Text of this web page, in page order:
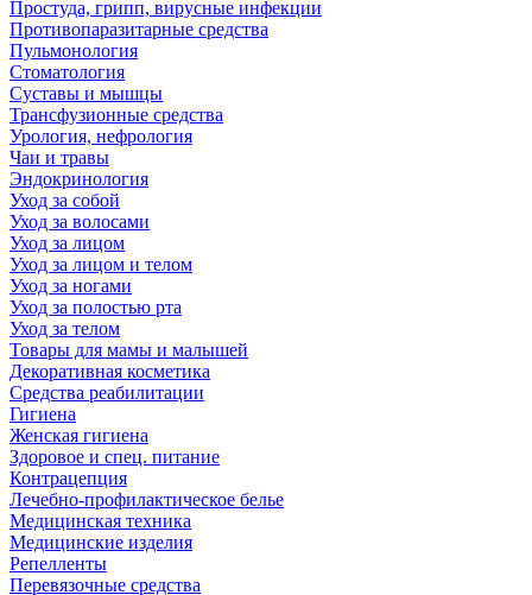
Простуда, грипп, вирусные инфекции
Противопаразитарные средства
Пульмонология
Стоматология
Суставы и мышцы
Трансфузионные средства
Урология, нефрология
Чаи и травы
Эндокринология
Уход за собой
Уход за волосами
Уход за лицом
Уход за лицом и телом
Уход за ногами
Уход за полостью рта
Уход за телом
Товары для мамы и малышей
Декоративная косметика
Средства реабилитации
Гигиена
Женская гигиена
Здоровое и спец. питание
Контрацепция
Лечебно-профилактическое белье
Медицинская техника
Медицинские изделия
Репелленты
Перевязочные средства